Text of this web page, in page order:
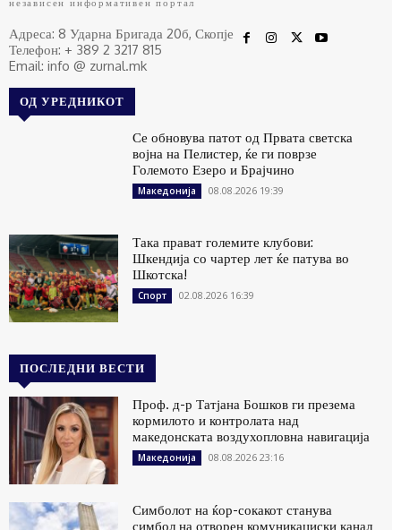
Адреса: 8 Ударна Бригада 20б, Скопје
Телефон: + 389 2 3217 815
Email: info @ zurnal.mk
ОД УРЕДНИКОТ
Се обновува патот од Првата светска
војна на Пелистер, ќе ги поврзе
Големото Езеро и Брајчино
Македонија 08.08.2026 19:39
Така прават големите клубови:
Шкендија со чартер лет ќе патува во
Шкотска!
Спорт 02.08.2026 16:39
ПОСЛЕДНИ ВЕСТИ
Проф. д-р Татјана Бошков ги презема
кормилото и контролата над
македонската воздухопловна навигација
Македонија 08.08.2026 23:16
Симболот на ќор-сокакот станува
симбол на отворен комуникациски канал